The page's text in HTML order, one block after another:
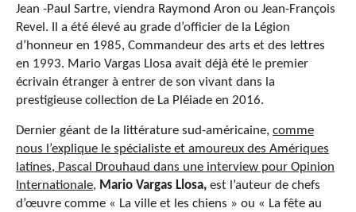
Jean -Paul Sartre, viendra Raymond Aron ou Jean-François
Revel. Il a été élevé au grade d’officier de la Légion
d’honneur en 1985, Commandeur des arts et des lettres
en 1993. Mario Vargas Llosa avait déjà été le premier
écrivain étranger à entrer de son vivant dans la
prestigieuse collection de La Pléiade en 2016.
Dernier géant de la littérature sud-américaine, comme
nous l’explique le spécialiste et amoureux des Amériques
latines, Pascal Drouhaud dans une interview pour Opinion
Internationale, Mario Vargas Llosa, est l’auteur de chefs
d’œuvre comme « La ville et les chiens » ou « La fête au